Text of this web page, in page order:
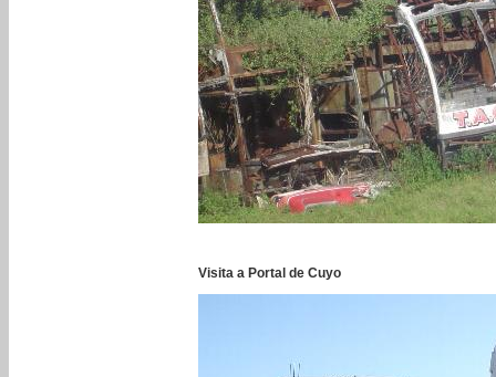
Visita a Portal de Cuyo